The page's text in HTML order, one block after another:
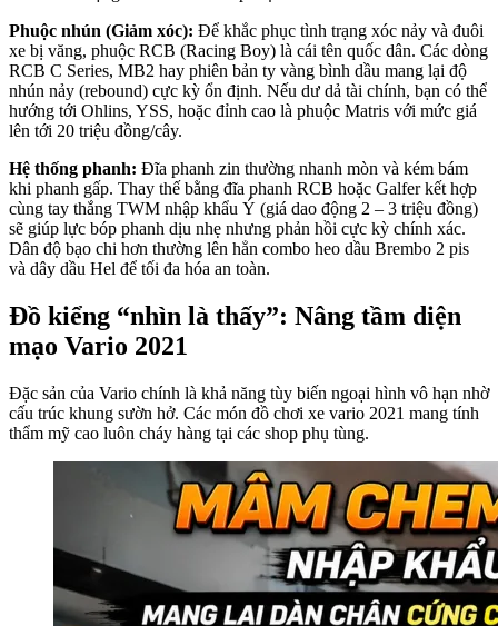
Phuộc nhún (Giảm xóc): Để khắc phục tình trạng xóc nảy và đuôi
xe bị văng, phuộc RCB (Racing Boy) là cái tên quốc dân. Các dòng
RCB C Series, MB2 hay phiên bản ty vàng bình dầu mang lại độ
nhún nảy (rebound) cực kỳ ổn định. Nếu dư dả tài chính, bạn có thể
hướng tới Ohlins, YSS, hoặc đỉnh cao là phuộc Matris với mức giá
lên tới 20 triệu đồng/cây.
Hệ thống phanh: Đĩa phanh zin thường nhanh mòn và kém bám
khi phanh gấp. Thay thế bằng đĩa phanh RCB hoặc Galfer kết hợp
cùng tay thắng TWM nhập khẩu Ý (giá dao động 2 – 3 triệu đồng)
sẽ giúp lực bóp phanh dịu nhẹ nhưng phản hồi cực kỳ chính xác.
Dân độ bạo chi hơn thường lên hẳn combo heo dầu Brembo 2 pis
và dây dầu Hel để tối đa hóa an toàn.
Đồ kiểng “nhìn là thấy”: Nâng tầm diện
mạo Vario 2021
Đặc sản của Vario chính là khả năng tùy biến ngoại hình vô hạn nhờ
cấu trúc khung sườn hở. Các món đồ chơi xe vario 2021 mang tính
thẩm mỹ cao luôn cháy hàng tại các shop phụ tùng.